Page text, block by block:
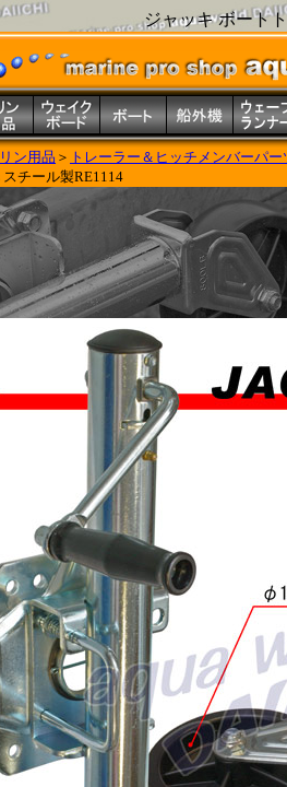
ジャッキ ボート
ン用品 ＞ トレーラー＆ヒッチメンバーパー
チール製RE1114